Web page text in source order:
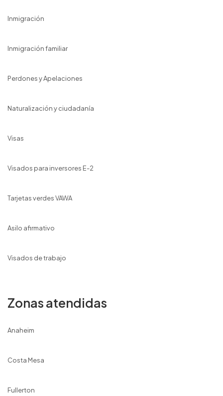
Inmigración
Inmigración familiar
Perdones y Apelaciones
Naturalización y ciudadanía
Visas
Visados para inversores E-2
Tarjetas verdes VAWA
Asilo afirmativo
Visados de trabajo
Zonas atendidas
Anaheim
Costa Mesa
Fullerton